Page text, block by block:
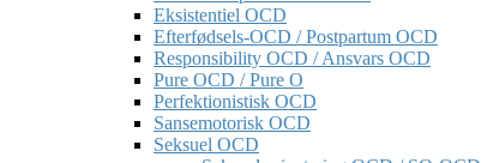
Eksistentiel OCD
Efterfødsels-OCD / Postpartum OCD
Responsibility OCD / Ansvars OCD
Pure OCD / Pure O
Perfektionistisk OCD
Sansemotorisk OCD
Seksuel OCD